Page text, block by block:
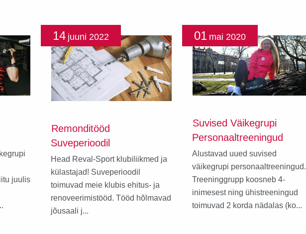
juulis
14 juuni 2022
Remonditööd
Suveperioodil
Head Reval-Sport klubiliikmed ja
külastajad! Suveperioodil
toimuvad meie klubis ehitus- ja
renoveerimistööd. Tööd hõlmavad
jõusaali j...
01 mai 2020
Suvised Väikegrupi
Personaaltreeningud
Alustavad uued suvised
väikegrupi personaaltreeningud.
Treeninggrupp koosneb 4-
inimesest ning ühistreeningud
toimuvad 2 korda nädalas (ko...